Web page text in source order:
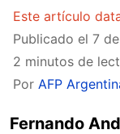
Este artículo
Publicado el 7
2 minutos de
Por AFP
Fernando